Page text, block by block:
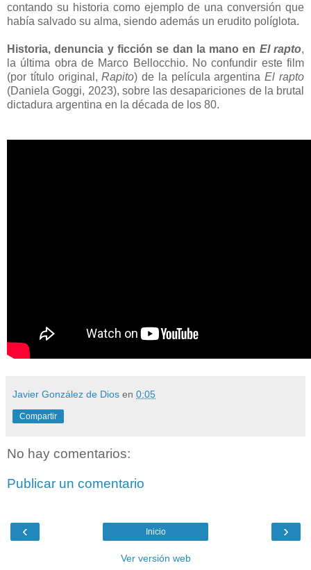
contando su historia como ejemplo de una conversión que
había salvado su alma, siendo además un erudito políglota.
Historia, denuncia y ficción se dan la mano en El rapto,
la última obra de Marco Bellocchio. No confundir este film
(por título original,Rapito) de la película argentinaEl rapto
(Daniela Goggi, 2023), sobre las desapariciones de la brutal
dictadura argentina en la década de los 80.
Javier González de Dios en 0:05
Compartir
No hay comentarios:
Publicar un comentario
‹ ›
Inicio
Ver versión web